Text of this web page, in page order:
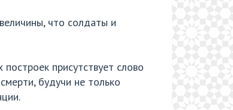
что солдаты и
присутствует слово
будучи не только